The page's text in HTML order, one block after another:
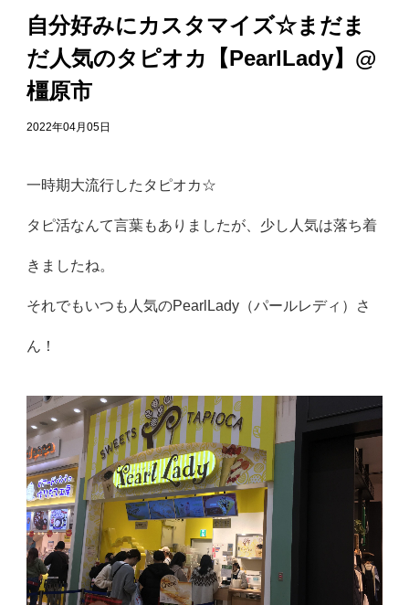
自分好みにカスタマイズ☆まだま
だ人気のタピオカ【PearlLady】@
橿原市
2022年04月05日
一時期大流行したタピオカ☆
タピ活なんて言葉もありましたが、少し人気は落ち着
きましたね。
それでもいつも人気のPearlLady（パールレディ）さ
ん！